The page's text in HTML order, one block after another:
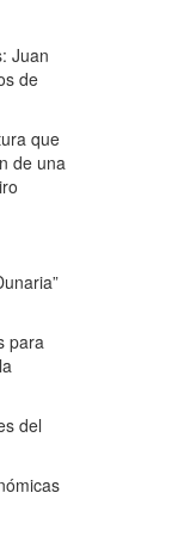
Juan
de
que
de una
para
del